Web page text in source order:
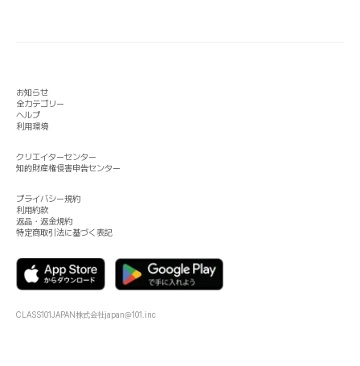
お知らせ
全カテゴリー
ヘルプ
利用環境
クリエイターセンター
知的財産権侵害申告センター
プライバシー規約
利用約款
返品・返金規約
特定商取引法に基づく表記
CLASS101JAPAN株式会社japan@101.inc